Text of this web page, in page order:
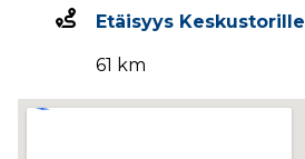
Etäisyys Keskustorille
61 km